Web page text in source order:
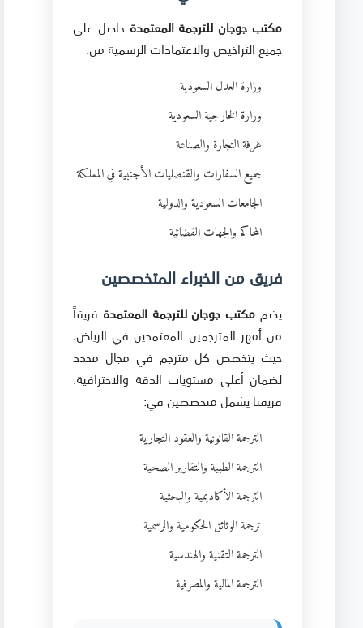
مكتب جوجان للترجمة المعتمدة حاصل على
جميع التراخيص والاعتمادات الرسمية من:
وزارة العدل السعودية
وزارة الخارجية السعودية
غرفة التجارة والصناعة
جميع السفارات والقنصليات الأجنبية في المملكة
الجامعات السعودية والدولية
المحاكم والجهات القضائية
فريق من الخبراء المتخصصين
يضم مكتب جوجان للترجمة المعتمدة فريقاً
من أمهر المترجمين المعتمدين في الرياض،
حيث يتخصص كل مترجم في مجال محدد
لضمان أعلى مستويات الدقة والاحترافية.
فريقنا يشمل متخصصين في:
الترجمة القانونية والعقود التجارية
الترجمة الطبية والتقارير الصحية
الترجمة الأكاديمية والبحثية
ترجمة الوثائق الحكومية والرسمية
الترجمة التقنية والهندسية
الترجمة المالية والمصرفية